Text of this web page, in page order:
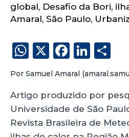
global, Desafio da Bori,
Amaral, São Paulo,
W
h
a
ts
A
p
X
F
a
c
e
b
o
Li
n
k
e
dI
n
h
a
re
Por Samuel Amaral
Artigo produzido por
Universidade de São
Revista Brasileira de